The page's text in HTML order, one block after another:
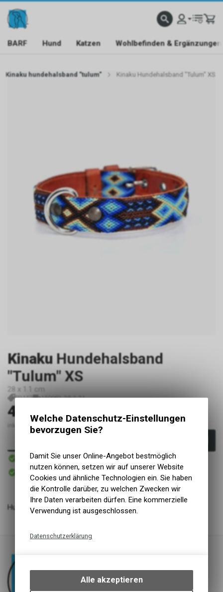
BARF Hund Katzen Wohlbefinden & Ergänzungen
Kinaku hundehalsband "tulum" Kinaku Hundehalsband "Tulum" XS
Kinaku Hundehalsband
"Tulum" XS
28 x 1.1 cm
P3152 150981-28-1-21
46.00 CHF
inkl. MwSt., zzgl. Versandkosten
Sofort verfügbar
Sofort abholbar
Abholung NaturNah GmbH
Hundehalsband Tulum XS breit Handgeknüpft
Welche Datenschutz-Einstellungen
bevorzugen Sie?
Damit Sie unser Online-Angebot bestmöglich
nutzen können, setzen wir auf unserer Website
Cookies und ähnliche Technologien ein. Sie haben
die Kontrolle darüber, zu welchen Zwecken wir
Ihre Daten verarbeiten dürfen. Eine kommerzielle
Verwendung ist ausgeschlossen.
Datenschutzerklärung
bestimmte Interaktionen und
Einstellungen auf Ihrem Gerät,
Alle akzeptieren